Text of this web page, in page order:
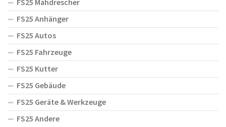
FS25 Anhänger
FS25 Autos
FS25 Fahrzeuge
FS25 Kutter
FS25 Gebäude
FS25 Geräte & Werkzeuge
FS25 Andere